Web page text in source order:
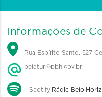
Informações de
Rua Espírito Santo, 527
belotur@pbh.gov.br
Spotify Rádio Belo